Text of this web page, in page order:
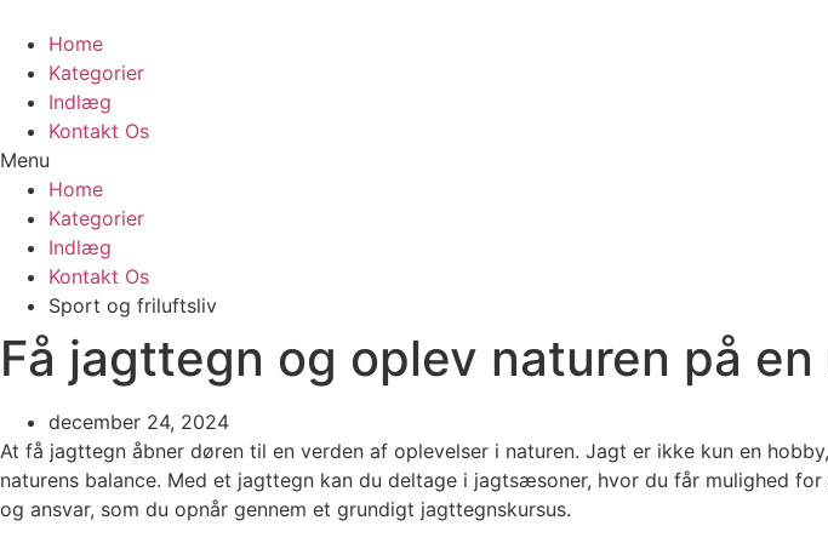
indhold
Home
Kategorier
Indlæg
Kontakt Os
Menu
Home
Kategorier
Indlæg
Kontakt Os
Sport og friluftsliv
Få jagttegn og oplev naturen på en
december 24, 2024
At få jagttegn åbner døren til en verden af oplevelser i naturen. Jagt er ikke kun en
naturens balance. Med et jagttegn kan du deltage i jagtsæsoner, hvor du får mulighed
og ansvar, som du opnår gennem et grundigt jagttegnskursus.